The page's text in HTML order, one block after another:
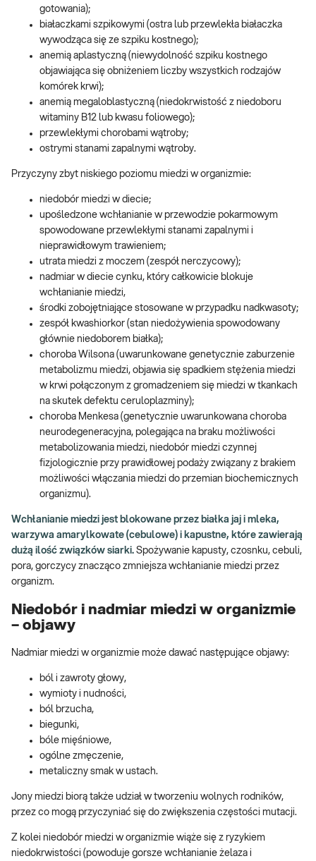
gotowania);
białaczkami szpikowymi (ostra lub przewlekła białaczka
wywodząca się ze szpiku kostnego);
anemią aplastyczną (niewydolność szpiku kostnego
objawiająca się obniżeniem liczby wszystkich rodzajów
komórek krwi);
anemią megaloblastyczną (niedokrwistość z niedoboru
witaminy B12 lub kwasu foliowego);
przewlekłymi chorobami wątroby;
ostrymi stanami zapalnymi wątroby.
Przyczyny zbyt niskiego poziomu miedzi w organizmie:
niedobór miedzi w diecie;
upośledzone wchłanianie w przewodzie pokarmowym
spowodowane przewlekłymi stanami zapalnymi i
nieprawidłowym trawieniem;
utrata miedzi z moczem (zespół nerczycowy);
nadmiar w diecie cynku, który całkowicie blokuje
wchłanianie miedzi,
środki zobojętniające stosowane w przypadku nadkwasoty;
zespół kwashiorkor (stan niedożywienia spowodowany
głównie niedoborem białka);
choroba Wilsona (uwarunkowane genetycznie zaburzenie
metabolizmu miedzi, objawia się spadkiem stężenia miedzi
w krwi połączonym z gromadzeniem się miedzi w tkankach
na skutek defektu ceruloplazminy);
choroba Menkesa (genetycznie uwarunkowana choroba
neurodegeneracyjna, polegająca na braku możliwości
metabolizowania miedzi, niedobór miedzi czynnej
fizjologicznie przy prawidłowej podaży związany z brakiem
możliwości włączania miedzi do przemian biochemicznych
organizmu).
Wchłanianie miedzi jest blokowane przez białka jaj i mleka,
warzywa amarylkowate (cebulowe) i kapustne, które zawierają
dużą ilość związków siarki. Spożywanie kapusty, czosnku, cebuli,
pora, gorczycy znacząco zmniejsza wchłanianie miedzi przez
organizm.
Niedobór i nadmiar miedzi w organizmie
– objawy
Nadmiar miedzi w organizmie może dawać następujące objawy:
ból i zawroty głowy,
wymioty i nudności,
ból brzucha,
biegunki,
bóle mięśniowe,
ogólne zmęczenie,
metaliczny smak w ustach.
Jony miedzi biorą także udział w tworzeniu wolnych rodników,
przez co mogą przyczyniać się do zwiększenia częstości mutacji.
Z kolei niedobór miedzi w organizmie wiąże się z ryzykiem
niedokrwistości (powoduje gorsze wchłanianie żelaza i